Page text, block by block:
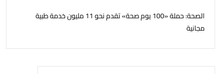
الصحة: حملة «100 يوم صحة» تقدم نحو 11 مليون خدمة طبية
مجانية